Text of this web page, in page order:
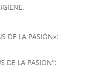
DE LA PASIÓN»:
DE LA PASIÓN”: